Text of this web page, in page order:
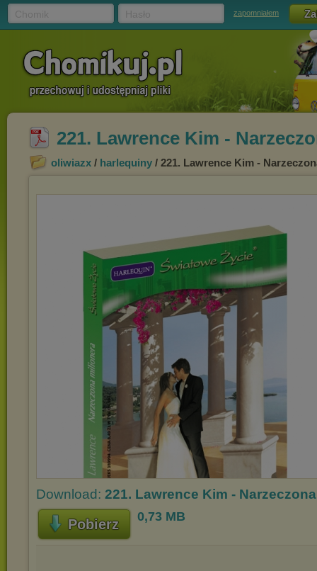
zapomniałem
221. Lawrence Kim -
oliwiazx / harlequiny / 221. Lawrence Kim -
Download: 221. Lawrence Kim -
Pobierz 0,73 MB